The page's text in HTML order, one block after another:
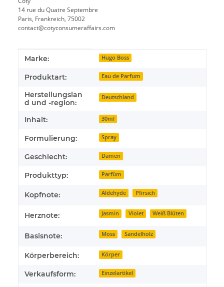
14 rue du Quatre Septembre
Paris, Frankreich, 75002
contact@cotyconsumeraffairs.com
Produkteigenschaft
Wert
Marke: Hugo Boss
Produktart: Eau de Parfum
Herstellungslan
d und -region:
Deutschland
Inhalt: 30ml
Formulierung: Spray
Geschlecht: Damen
Produkttyp: Parfüm
Kopfnote: Aldehyde Pfirsich
Herznote: Jasmin Violet Weiß Blüten
Basisnote: Moss Sandelholz
Körperbereich: Körper
Verkaufsform: Einzelartikel